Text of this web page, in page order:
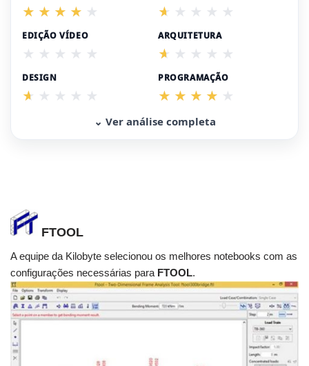
EDIÇÃO VÍDEO ARQUITETURA
DESIGN PROGRAMAÇÃO
⌄ Ver análise completa
FTOOL
A equipe da Kilobyte selecionou os melhores notebooks com as
configurações necessárias para FTOOL.